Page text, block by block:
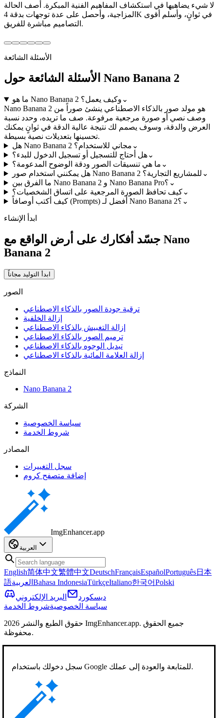
لا شيء يضاهيها في استكشاف المفاهيم الفنية المبكرة. أصف الحالة
المزاجية، وأحصل على عدة توجهات بدقة 4K في ثوانٍ، وأسلم أقوى
التصاميم مباشرة للفريق.
الأسئلة الشائعة
الأسئلة الشائعة حول Nano Banana 2
ما هو Nano Banana 2 وكيف يعمل؟ ⌄
Nano Banana 2 هو مولد صور بالذكاء الاصطناعي ينشئ صوراً من
وصف نصي أو صورة مرجعية مرفوعة. صف ما تريده، وحدد نسبة
العرض والدقة، وسوف يصمم لك نتيجة عالية الدقة في ثوانٍ يمكنك
تحسينها بتعديلات نصية بسيطة.
هل Nano Banana 2 مجاني للاستخدام؟ ⌄
هل أحتاج للتسجيل أو تسجيل الدخول للبدء؟⌄
ما هي تنسيقات الصور ودقة الوضوح المدعومة؟ ⌄
هل يمكنني استخدام صور Nano Banana 2 للمشاريع التجارية؟ ⌄
ما الفرق بين Nano Banana 2 و Nano Banana Pro؟ ⌄
كيف تحافظ الصورة المرجعية على اتساق الشخصيات؟⌄
كيف أكتب أوصافاً (Prompts) أفضل لـ Nano Banana 2؟ ⌄
ابدأ الإنشاء
جسّد أفكارك على أرض الواقع مع Nano
Banana 2
ابدأ التوليد مجاناً
الصور
ترقية جودة الصور بالذكاء الاصطناعي
إزالة الخلفية
إزالة التغبيش بالذكاء الاصطناعي
ترميم الصور بالذكاء الاصطناعي
تبديل الوجوه بالذكاء الاصطناعي
إزالة العلامة المائية بالذكاء الاصطناعي
النماذج
Nano Banana 2
الشركة
سياسة الخصوصية
شروط الخدمة
المصادر
سجل التغييرات
إضافة متصفح كروم
ImgEnhancer.app
العربية
English简体中文繁體中文DeutschFrançaisEspañolPortuguês日本
語العربية Bahasa IndonesiaTürkçeItaliano한국어Polski
ديسكورد
البريد الإلكتروني
سياسة الخصوصيةشروط الخدمة
حقوق الطبع والنشر 2026 ImgEnhancer.app. جميع الحقوق
محفوظة.
سجل دخولك باستخدام Google للمتابعة والعودة إلى عملك.